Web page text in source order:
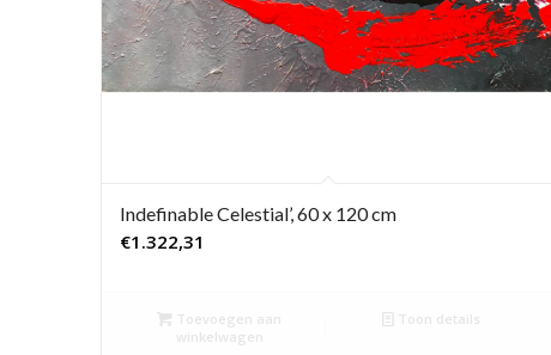
Indefinable Celestial’, 60 x 120 cm
€1.322,31
Toevoegen aan
winkelwagen
Toon details